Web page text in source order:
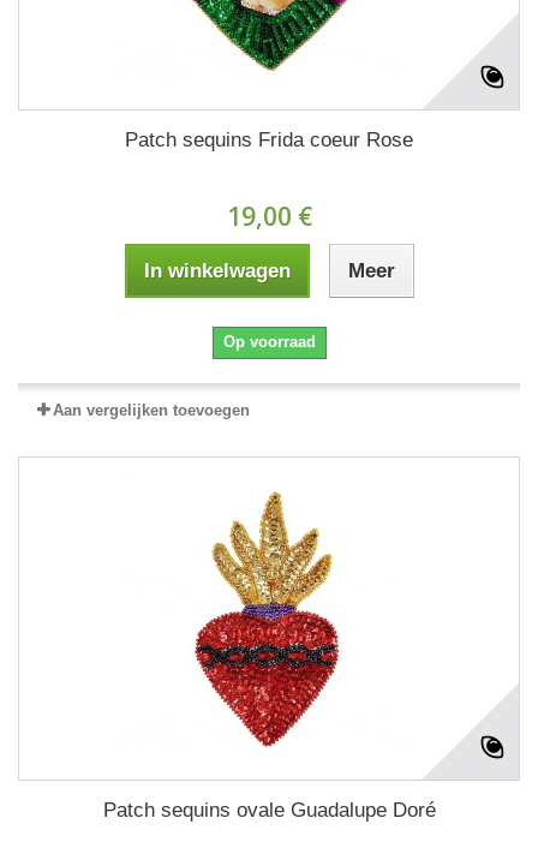
Patch sequins Frida coeur Rose
19,00 €
In winkelwagen Meer
Op voorraad
Aan vergelijken toevoegen
Patch sequins ovale Guadalupe Doré